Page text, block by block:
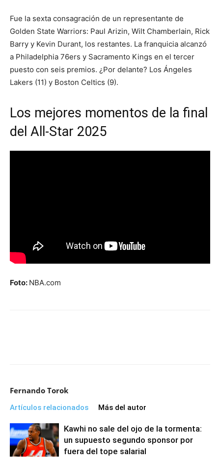
Fue la sexta consagración de un representante de
Golden State Warriors: Paul Arizin, Wilt Chamberlain, Rick
Barry y Kevin Durant, los restantes. La franquicia alcanzó
a Philadelphia 76ers y Sacramento Kings en el tercer
puesto con seis premios. ¿Por delante? Los Ángeles
Lakers (11) y Boston Celtics (9).
Los mejores momentos de la final
del All-Star 2025
Foto: NBA.com
Fernando Torok
Artículos relacionados Más del autor
Kawhi no sale del ojo de la tormenta:
un supuesto segundo sponsor por
fuera del tope salarial